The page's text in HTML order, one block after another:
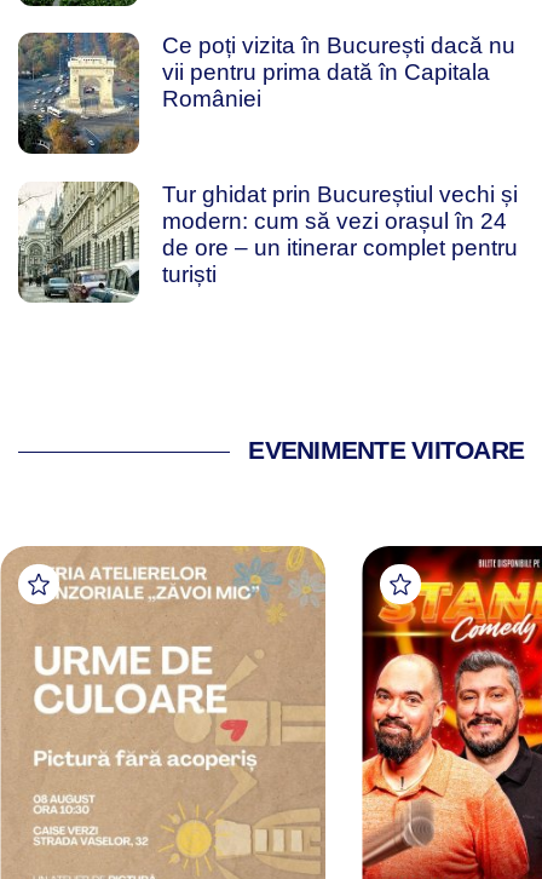
Ce poți vizita în București dacă nu
vii pentru prima dată în Capitala
României
Tur ghidat prin Bucureștiul vechi și
modern: cum să vezi orașul în 24
de ore – un itinerar complet pentru
turiști
EVENIMENTE VIITOARE